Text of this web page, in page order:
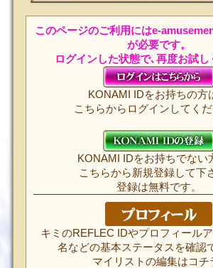
このページのご利用にはe-
が必要です。
ログインした状態で､再度お試し
KONAMI IDをお持ちの方
こちらからログインしてくだ
KONAMI IDをお持ちでない
こちらから新規登録して下
登録は無料です。
キミのREFLEC IDやプロフィール
名などの基本ステータスを確認
マイリストの編集はコチ